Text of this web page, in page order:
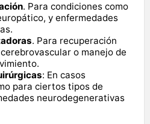
. Para condiciones como
y enfermedades
. Para recuperación
o manejo de
: En casos
para ciertos tipos de
neurodegenerativas